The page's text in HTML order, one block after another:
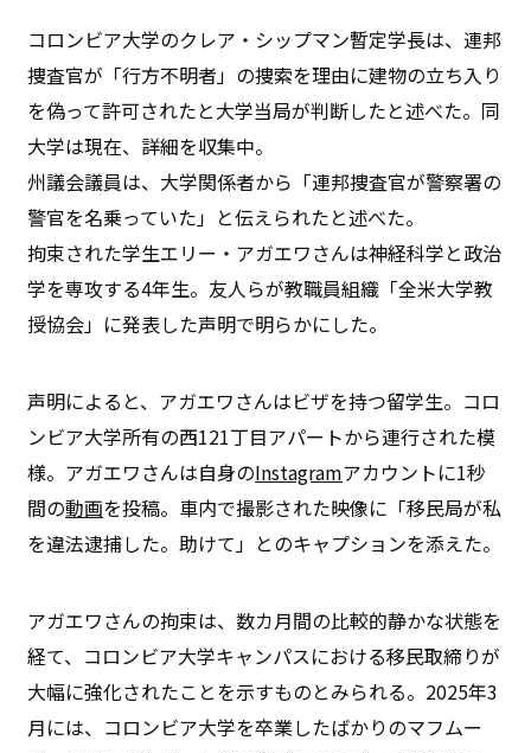
コロンビア大学のクレア・シップマン暫定学長は、連邦
捜査官が「行方不明者」の捜索を理由に建物の立ち入り
を偽って許可されたと大学当局が判断したと述べた。同
大学は現在、詳細を収集中。
州議会議員は、大学関係者から「連邦捜査官が警察署の
警官を名乗っていた」と伝えられたと述べた。
拘束された学生エリー・アガエワさんは神経科学と政治
学を専攻する4年生。友人らが教職員組織「全米大学教
授協会」に発表した声明で明らかにした。
声明によると、アガエワさんはビザを持つ留学生。コロ
ンビア大学所有の西121丁目アパートから連行された模
様。アガエワさんは自身のInstagramアカウントに1秒
間の動画を投稿。車内で撮影された映像に「移民局が私
を違法逮捕した。助けて」とのキャプションを添えた。
アガエワさんの拘束は、数カ月間の比較的静かな状態を
経て、コロンビア大学キャンパスにおける移民取締りが
大幅に強化されたことを示すものとみられる。2025年3
月には、コロンビア大学を卒業したばかりのマフムー